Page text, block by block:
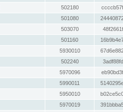
502180
501080
503070
501160
5930010
502240
5970096
5990011
5950010
5970019